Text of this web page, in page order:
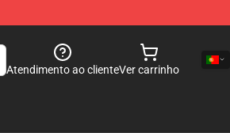
Atendimento ao clienteVer carrinho